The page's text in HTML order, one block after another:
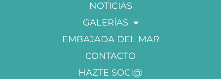
NOTICIAS
GALERÍAS
EMBAJADA DEL MAR
CONTACTO
HAZTE SOCI@